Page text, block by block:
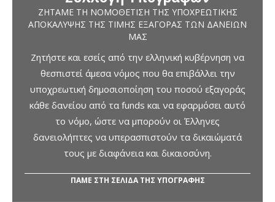
ΖΗΤΆΜΕ ΤΗ ΝΟΜΟΘΈΤΙΣΗ ΤΗΣ ΥΠΟΧΡΕΩΤΙΚΉΣ
ΑΠΟΚΆΛΥΨΗΣ ΤΗΣ ΤΙΜΉΣ ΕΞΑΓΟΡΆΣ ΤΩΝ ΔΑΝΕΊΩΝ
ΜΑΣ
Ζητήστε και εσείς από την ελληνική κυβέρνηση να
θεσπιστεί άμεσα νόμος που θα επιβάλλει την
υποχρεωτική δημοσιοποίηση του ποσού εξαγοράς
κάθε δανείου από τα funds και να εφαρμόσει αυτό
το νόμο, ώστε να μπορούν οι Έλληνες
δανειολήπτες να υπερασπιστούν τα δικαιώματά
τους με διαφάνεια και δικαιοσύνη.
ΠΑΜΕ ΣΤΗ ΣΕΛΙΔΑ ΤΗΣ ΥΠΟΓΡΑΦΗΣ